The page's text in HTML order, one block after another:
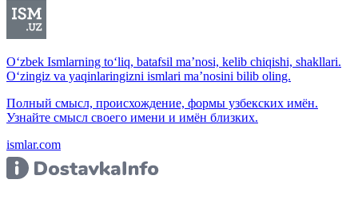
O‘zbek Ismlarning to‘liq, batafsil ma’nosi, kelib chiqishi, shakllari.
O‘zingiz va yaqinlaringizni ismlari ma’nosini bilib oling.
Полный смысл, происхождение, формы узбекских имён.
Узнайте смысл своего имени и имён близких.
ismlar.com